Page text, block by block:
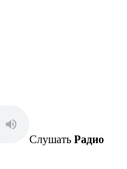
Слушать Радио